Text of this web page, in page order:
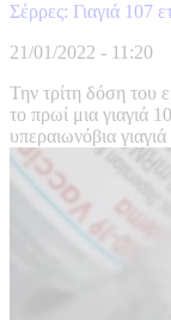
Σέρρες: Γιαγιά 107
21/01/2022 - 11:20
Την τρίτη δόση του
το πρωί μια γιαγιά
υπεραιωνόβια